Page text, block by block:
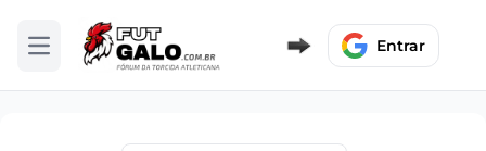
Abrir menu Entrar